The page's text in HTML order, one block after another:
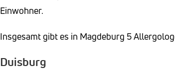
Einwohner.
Insgesamt gibt es in Magdeburg 5
Duisburg